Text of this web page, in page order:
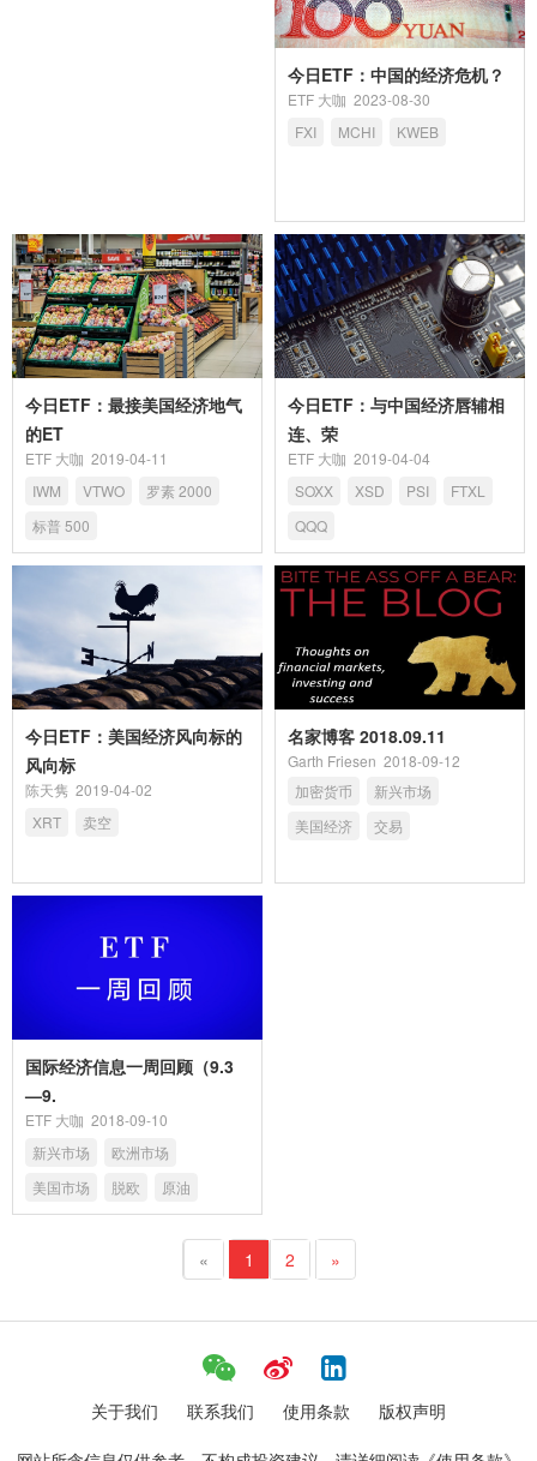
今日ETF：中国的经济危机？
ETF 大咖 2023-08-30
FXI
MCHI KWEB
今日ETF：最接美国经济地气
的ET
ETF 大咖 2019-04-11
IWM
VTWO
罗素 2000
标普 500
今日ETF：与中国经济唇辅相
连、荣
ETF 大咖 2019-04-04
SOXX
XSD PSI
FTXL
QQQ
今日ETF：美国经济风向标的
风向标
陈天隽 2019-04-02
XRT
卖空
名家博客 2018.09.11
Garth Friesen 2018-09-12
加密货币
新兴市场
美国经济
交易
国际经济信息一周回顾（9.3
—9.
ETF 大咖 2018-09-10
新兴市场
欧洲市场
美国市场
脱欧 原油
« 1 2 »
关于我们 联系我们 使用条款 版权声明